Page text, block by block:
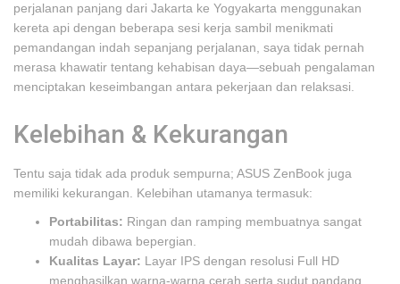
perjalanan panjang dari Jakarta ke Yogyakarta menggunakan
kereta api dengan beberapa sesi kerja sambil menikmati
pemandangan indah sepanjang perjalanan, saya tidak pernah
merasa khawatir tentang kehabisan daya—sebuah pengalaman
menciptakan keseimbangan antara pekerjaan dan relaksasi.
Kelebihan & Kekurangan
Tentu saja tidak ada produk sempurna; ASUS ZenBook juga
memiliki kekurangan. Kelebihan utamanya termasuk:
Portabilitas: Ringan dan ramping membuatnya sangat
mudah dibawa bepergian.
Kualitas Layar: Layar IPS dengan resolusi Full HD
menghasilkan warna-warna cerah serta sudut pandang